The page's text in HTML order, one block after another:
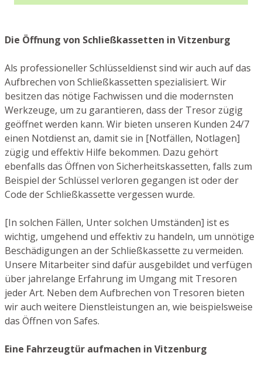
Die Öffnung von Schließkassetten in Vitzenburg
Als professioneller Schlüsseldienst sind wir auch auf das
Aufbrechen von Schließkassetten spezialisiert. Wir
besitzen das nötige Fachwissen und die modernsten
Werkzeuge, um zu garantieren, dass der Tresor zügig
geöffnet werden kann. Wir bieten unseren Kunden 24/7
einen Notdienst an, damit sie in [Notfällen, Notlagen]
zügig und effektiv Hilfe bekommen. Dazu gehört
ebenfalls das Öffnen von Sicherheitskassetten, falls zum
Beispiel der Schlüssel verloren gegangen ist oder der
Code der Schließkassette vergessen wurde.
[In solchen Fällen, Unter solchen Umständen] ist es
wichtig, umgehend und effektiv zu handeln, um unnötige
Beschädigungen an der Schließkassette zu vermeiden.
Unsere Mitarbeiter sind dafür ausgebildet und verfügen
über jahrelange Erfahrung im Umgang mit Tresoren
jeder Art. Neben dem Aufbrechen von Tresoren bieten
wir auch weitere Dienstleistungen an, wie beispielsweise
das Öffnen von Safes.
Eine Fahrzeugtür aufmachen in Vitzenburg